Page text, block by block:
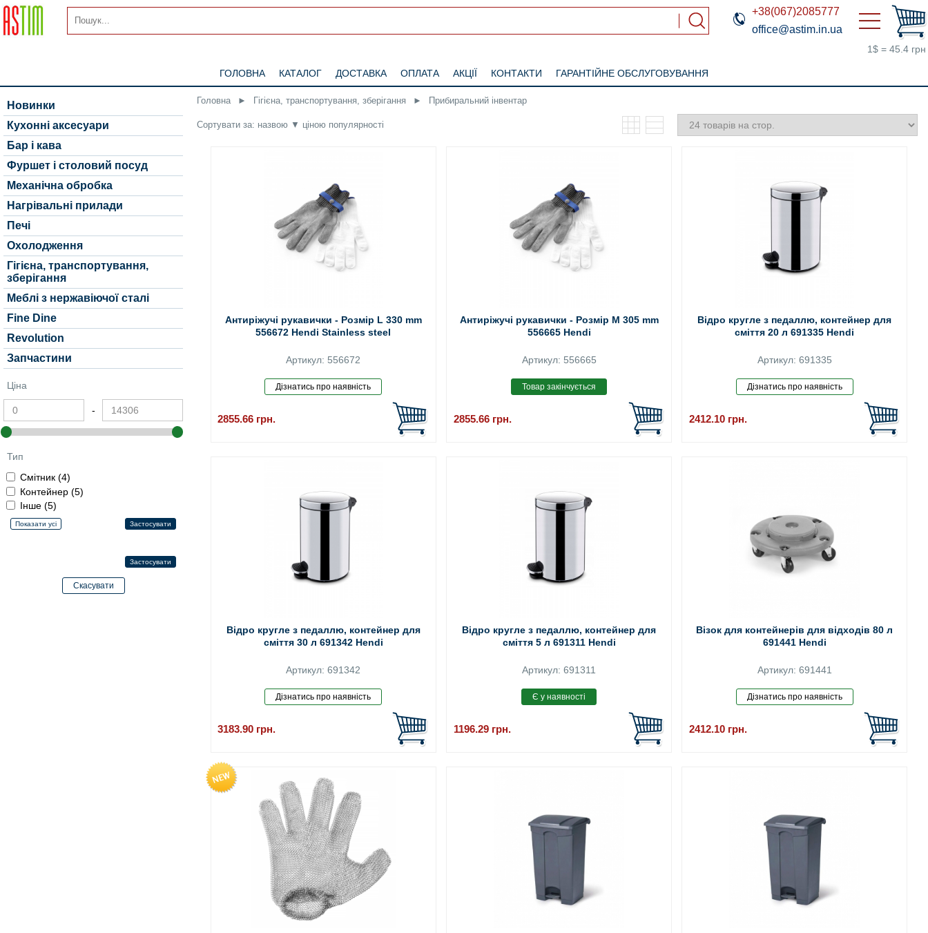
+38(067)2085777
office@astim.in.ua
1$ = 45.4 грн
ГОЛОВНА КАТАЛОГ ДОСТАВКА ОПЛАТА АКЦІЇ КОНТАКТИ ГАРАНТІЙНЕ ОБСЛУГОВУВАННЯ
Новинки
Кухонні аксесуари
Бар і кава
Фуршет і столовий посуд
Механічна обробка
Нагрівальні прилади
Печі
Охолодження
Гігієна, транспортування,
зберігання
Меблі з нержавіючої сталі
Fine Dine
Revolution
Запчастини
Ціна
-
Тип
Смітник (4)
Контейнер (5)
Інше (5)
Головна ► Гігієна, транспортування, зберігання ► Прибиральний інвентар
Сортувати за: назвою ▼ ціною популярності
Антиріжучі рукавички - Розмір L 330 mm
556672 Hendi Stainless steel
Артикул: 556672
2855.66 грн.
Антиріжучі рукавички - Розмір M 305 mm
556665 Hendi
Артикул: 556665
2855.66 грн.
Відро кругле з педаллю, контейнер для
сміття 20 л 691335 Hendi
Артикул: 691335
2412.10 грн.
Відро кругле з педаллю, контейнер для
сміття 30 л 691342 Hendi
Артикул: 691342
3183.90 грн.
Відро кругле з педаллю, контейнер для
сміття 5 л 691311 Hendi
Артикул: 691311
1196.29 грн.
Візок для контейнерів для відходів 80 л
691441 Hendi
Артикул: 691441
2412.10 грн.